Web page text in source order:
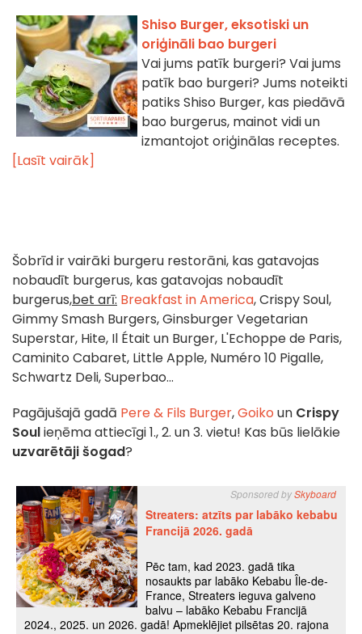
Shiso Burger, eksotiski un
oriģināli bao burgeri
Vai jums patīk burgeri? Vai jums
patīk bao burgeri? Jums noteikti
patiks Shiso Burger, kas piedāvā
bao burgerus, mainot vidi un
izmantojot oriģinālas receptes.
[Lasīt vairāk]
Šobrīd ir vairāki burgeru restorāni, kas gatavojas
nobaudīt burgerus, kas gatavojas nobaudīt
burgerus,bet arī: Breakfast in America, Crispy Soul,
Gimmy Smash Burgers, Ginsburger Vegetarian
Superstar, Hite, Il Était un Burger, L'Echoppe de Paris,
Caminito Cabaret, Little Apple, Numéro 10 Pigalle,
Schwartz Deli, Superbao...
Pagājušajā gadā Pere & Fils Burger,Goiko un Crispy
Soulieņēma attiecīgi 1., 2. un 3. vietu! Kas būs lielākie
uzvarētājišogad?